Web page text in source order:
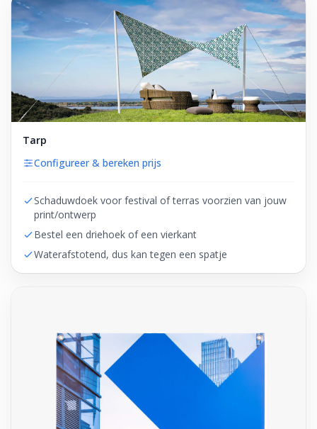
Tarp
Configureer & bereken prijs
Schaduwdoek voor festival of terras voorzien van jouw
print/ontwerp
Bestel een driehoek of een vierkant
Waterafstotend, dus kan tegen een spatje